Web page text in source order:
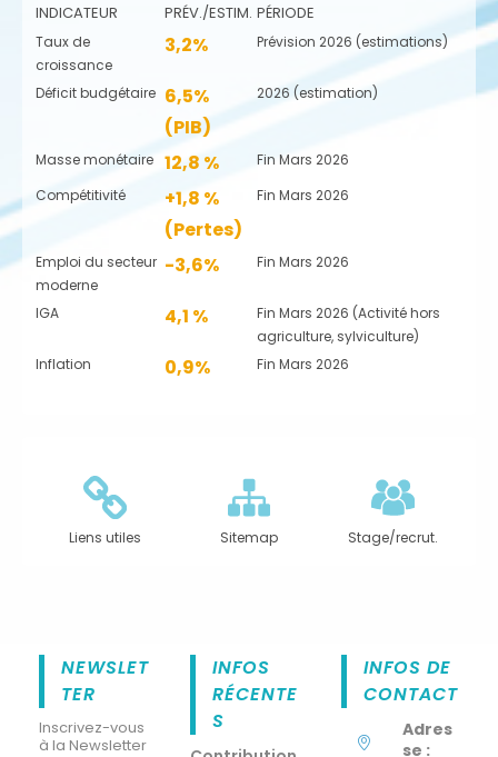
INDICATEUR PRÉV./ESTIM. PÉRIODE
Taux de
croissance
3,2% Prévision 2026 (estimations)
Déficit budgétaire 6,5%
(PIB)
2026 (estimation)
Masse monétaire 12,8 %
Fin Mars 2026
Compétitivité
+1,8 %
(Pertes)
Fin Mars 2026
Emploi du secteur
moderne
-3,6% Fin Mars 2026
IGA 4,1 %
Fin Mars 2026 (Activité hors
agriculture, sylviculture)
Inflation
0,9% Fin Mars 2026
Liens utiles Sitemap Stage/recrut.
NEWSLET
TER
Inscrivez-vous
à la Newsletter
INFOS
RÉCENTE
S
INFOS DE
CONTACT
Adres
se :